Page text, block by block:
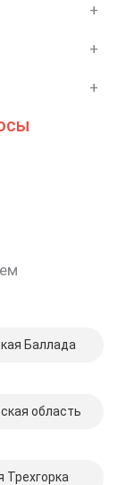
+
+
+
Баллада
область
Трехгорка